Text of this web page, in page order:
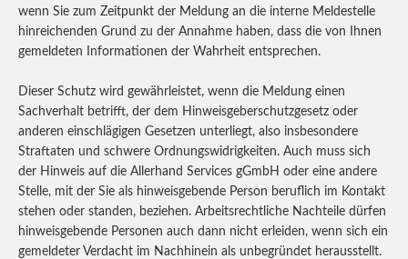
wenn Sie zum Zeitpunkt der Meldung an die interne Meldestelle
hinreichenden Grund zu der Annahme haben, dass die von Ihnen
gemeldeten Informationen der Wahrheit entsprechen.
Dieser Schutz wird gewährleistet, wenn die Meldung einen
Sachverhalt betrifft, der dem Hinweisgeberschutzgesetz oder
anderen einschlägigen Gesetzen unterliegt, also insbesondere
Straftaten und schwere Ordnungswidrigkeiten. Auch muss sich
der Hinweis auf die Allerhand Services gGmbH oder eine andere
Stelle, mit der Sie als hinweisgebende Person beruflich im Kontakt
stehen oder standen, beziehen. Arbeitsrechtliche Nachteile dürfen
hinweisgebende Personen auch dann nicht erleiden, wenn sich ein
gemeldeter Verdacht im Nachhinein als unbegründet herausstellt.